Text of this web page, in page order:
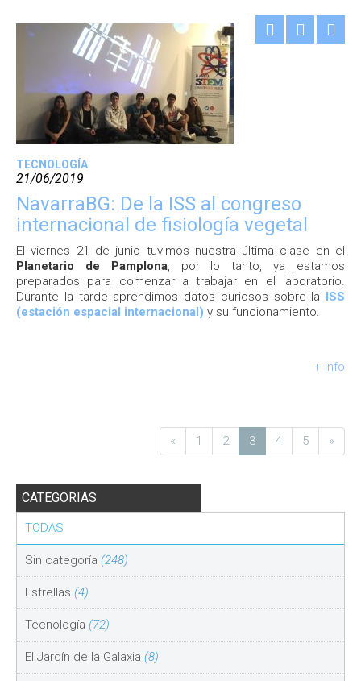
TECNOLOGÍA
21/06/2019
NavarraBG: De la ISS al congreso
internacional de fisiología vegetal
El viernes 21 de junio tuvimos nuestra última clase en el
Planetario de Pamplona, por lo tanto, ya estamos
preparados para comenzar a trabajar en el laboratorio.
Durante la tarde aprendimos datos curiosos sobre la ISS
(estación espacial internacional) y su funcionamiento.
+ info
« 1 2 3 4 5 »
CATEGORIAS
TODAS
Sin categoría (248)
Estrellas (4)
Tecnología (72)
El Jardín de la Galaxia (8)